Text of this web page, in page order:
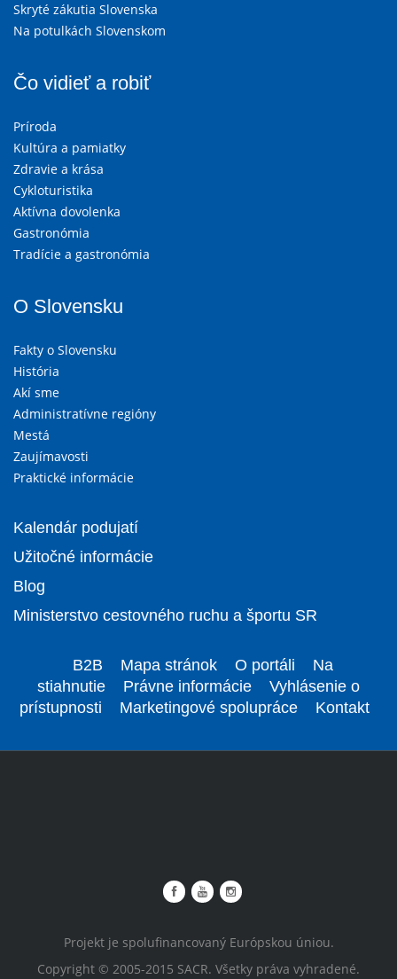
Skryté zákutia Slovenska
Na potulkách Slovenskom
Čo vidieť a robiť
Príroda
Kultúra a pamiatky
Zdravie a krása
Cykloturistika
Aktívna dovolenka
Gastronómia
Tradície a gastronómia
O Slovensku
Fakty o Slovensku
História
Akí sme
Administratívne regióny
Mestá
Zaujímavosti
Praktické informácie
Kalendár podujatí
Užitočné informácie
Blog
Ministerstvo cestovného ruchu a športu SR
B2B Mapa stránok O portáli
Na
stiahnutie
Právne informácie
Vyhlásenie o
prístupnosti
Marketingové spolupráce Kontakt
Projekt je spolufinancovaný Európskou úniou.
Copyright © 2005-2015 SACR. Všetky práva vyhradené.